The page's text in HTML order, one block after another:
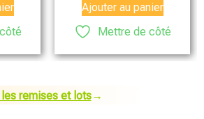
Ajouter au panier
Mettre de côté
remises et lots→